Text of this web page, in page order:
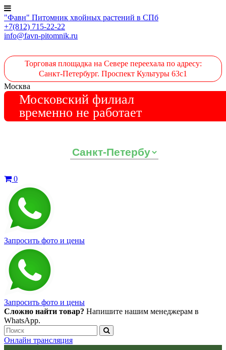
"Фавн" Питомник хвойных растений в СПб
+7(812) 715-22-22
info@favn-pitomnik.ru
Торговая площадка на Севере переехала по адресу:
Санкт-Петербург. Проспект Культуры 63с1
Москва
Московский филиал
временно не работает
0
Запросить фото и цены
Запросить фото и цены
Сложно найти товар? Напишите нашим менеджерам в
WhatsApp.
Онлайн трансляция